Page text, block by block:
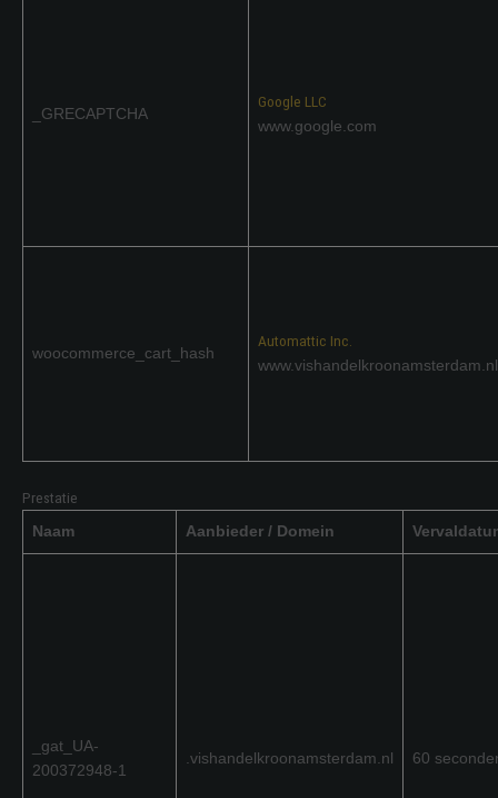
_GRECAPTCHA
Google LLC
www.google.com
woocommerce_cart_hash
Automattic Inc.
www.vishandelkroonamsterdam.nl
Prestatie
Naam Aanbieder / Domein
_gat_UA-
200372948-1
.vishandelkroonamsterdam.nl 60